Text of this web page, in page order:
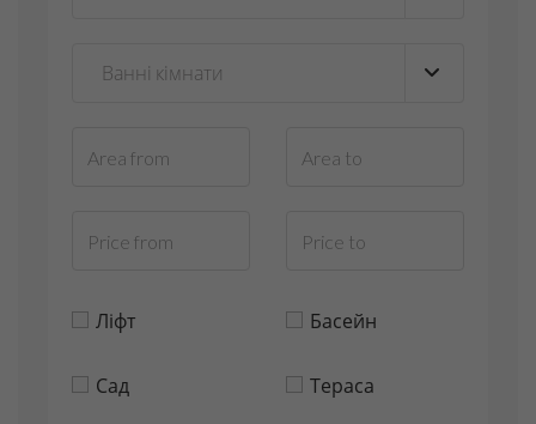
Ліфт Басейн
Сад Тераса